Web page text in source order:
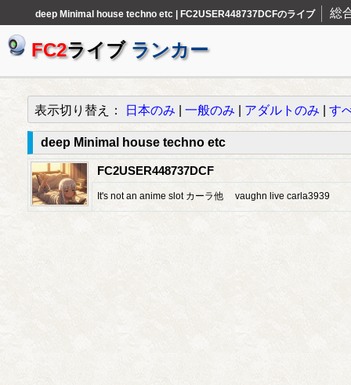
deep Minimal house techno etc | FC2USER448737DCFのライブ 総
FC2ライブ ランカー
表示切り替え： 日本のみ 一般のみ アダルトのみ す
deep Minimal house techno etc
FC2USER448737DCF
It's not an anime slot カーラ他 vaughn live carla3939